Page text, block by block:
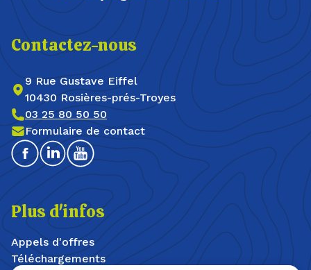
Contactez-nous
9 Rue Gustave Eiffel
10430 Rosières-prés-Troyes
03 25 80 50 50
Formulaire de contact
FacebookLinkedinYoutube
Plus d'infos
Appels d'offres
Téléchargements